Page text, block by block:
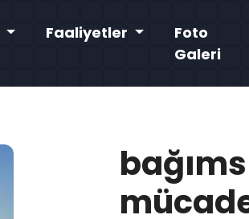
Faaliyetler
Foto
Galeri